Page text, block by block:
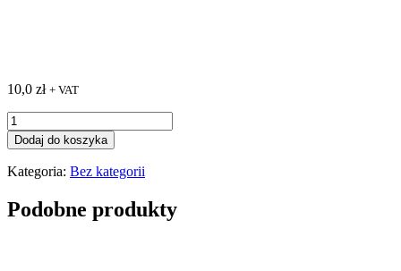
10,0 zł + VAT
ilość
test
vat
Dodaj do koszyka
Kategoria: Bez kategorii
Podobne produkty